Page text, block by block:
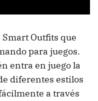
Outfits que
para juegos.
entra en juego la
diferentes estilos
a través